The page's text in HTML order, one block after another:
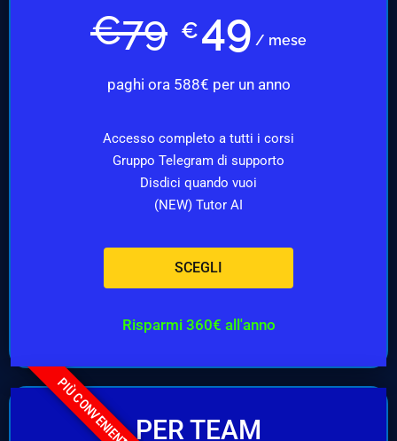
€79 €49 / mese
paghi ora 588€ per un anno
Accesso completo a tutti i corsi
Gruppo Telegram di supporto
Disdici quando vuoi
(NEW) Tutor AI
SCEGLI
Risparmi 360€ all'anno
PIÙ CONVENIENTEPER TEAM